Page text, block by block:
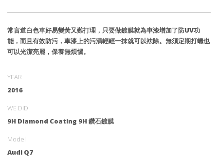
常言道白色車好易變黃又難打理，只要做鍍膜就為車漆增加了防UV功
能，而且有效防污，車漆上的污漬輕輕一抹就可以袪除。無須定期打蠟也
可以光潔亮麗，保養無煩惱。
YEAR
2016
WE DID
9H Diamond Coating 9H 鑽石鍍膜
Model
Audi Q7